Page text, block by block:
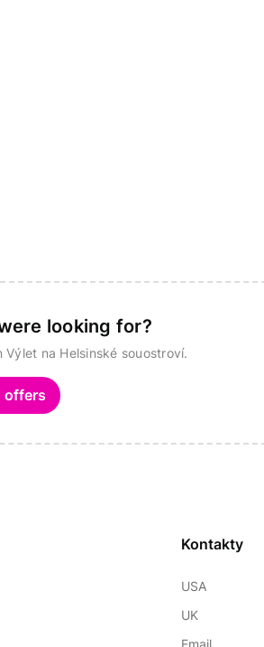
looking for?
na Helsinské souostroví.
offers
Kontakty
USA
UK